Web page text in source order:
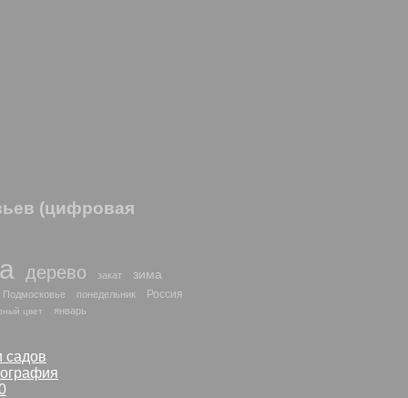
(цифровая
дерево закат зима
Подмосковье понедельник Россия
цвет январь
садов